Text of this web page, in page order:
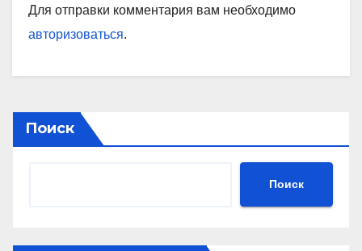
Для отправки комментария вам необходимо
авторизоваться.
Поиск
Поиск